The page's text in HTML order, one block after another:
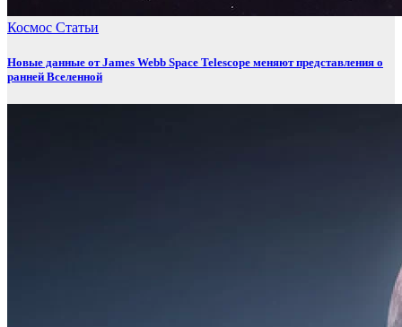
Космос Статьи
Новые данные от James Webb Space Telescope меняют представления о
ранней Вселенной